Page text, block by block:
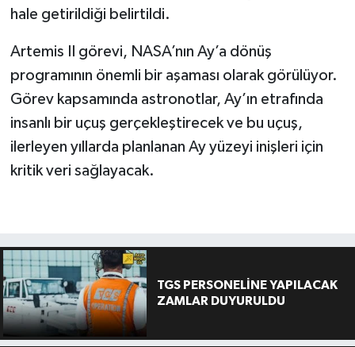
hale getirildiği belirtildi.
Artemis II görevi, NASA’nın Ay’a dönüş
programının önemli bir aşaması olarak görülüyor.
Görev kapsamında astronotlar, Ay’ın etrafında
insanlı bir uçuş gerçekleştirecek ve bu uçuş,
ilerleyen yıllarda planlanan Ay yüzeyi inişleri için
kritik veri sağlayacak.
TGS PERSONELİNE YAPILACAK
ZAMLAR DUYURULDU